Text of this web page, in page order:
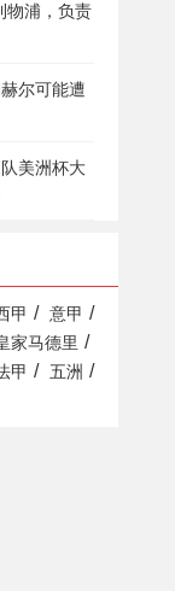
物浦，负责
尔可能遭
美洲杯大
甲 / 意甲 /
家马德里 /
甲 / 五洲 /